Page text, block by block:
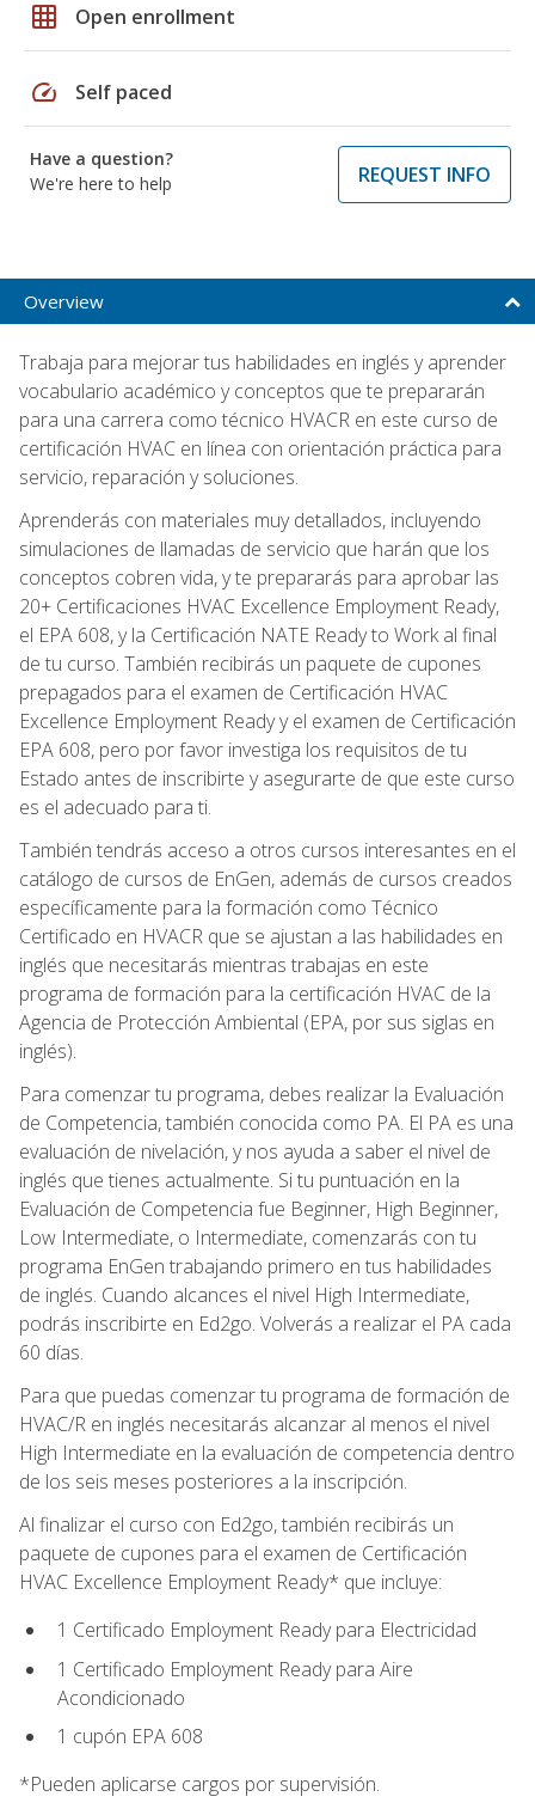
grid_on Open enrollment
speed Self paced
Have a question?
We're here to help
REQUEST INFO
Overview
Trabaja para mejorar tus habilidades en inglés y aprender
vocabulario académico y conceptos que te prepararán
para una carrera como técnico HVACR en este curso de
certificación HVAC en línea con orientación práctica para
servicio, reparación y soluciones.
Aprenderás con materiales muy detallados, incluyendo
simulaciones de llamadas de servicio que harán que los
conceptos cobren vida, y te prepararás para aprobar las
20+ Certificaciones HVAC Excellence Employment Ready,
el EPA 608, y la Certificación NATE Ready to Work al final
de tu curso. También recibirás un paquete de cupones
prepagados para el examen de Certificación HVAC
Excellence Employment Ready y el examen de Certificación
EPA 608, pero por favor investiga los requisitos de tu
Estado antes de inscribirte y asegurarte de que este curso
es el adecuado para ti.
También tendrás acceso a otros cursos interesantes en el
catálogo de cursos de EnGen, además de cursos creados
específicamente para la formación como Técnico
Certificado en HVACR que se ajustan a las habilidades en
inglés que necesitarás mientras trabajas en este
programa de formación para la certificación HVAC de la
Agencia de Protección Ambiental (EPA, por sus siglas en
inglés).
Para comenzar tu programa, debes realizar la Evaluación
de Competencia, también conocida como PA. El PA es una
evaluación de nivelación, y nos ayuda a saber el nivel de
inglés que tienes actualmente. Si tu puntuación en la
Evaluación de Competencia fue Beginner, High Beginner,
Low Intermediate, o Intermediate, comenzarás con tu
programa EnGen trabajando primero en tus habilidades
de inglés. Cuando alcances el nivel High Intermediate,
podrás inscribirte en Ed2go. Volverás a realizar el PA cada
60 días.
Para que puedas comenzar tu programa de formación de
HVAC/R en inglés necesitarás alcanzar al menos el nivel
High Intermediate en la evaluación de competencia dentro
de los seis meses posteriores a la inscripción.
Al finalizar el curso con Ed2go, también recibirás un
paquete de cupones para el examen de Certificación
HVAC Excellence Employment Ready* que incluye:
1 Certificado Employment Ready para Electricidad
1 Certificado Employment Ready para Aire
Acondicionado
1 cupón EPA 608
*Pueden aplicarse cargos por supervisión.